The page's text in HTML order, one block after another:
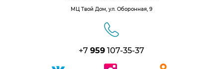
МЦ Твой Дом, ул. Оборонная, 9
+7 959 107-35-37